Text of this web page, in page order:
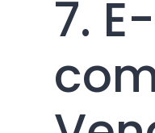
7. E-